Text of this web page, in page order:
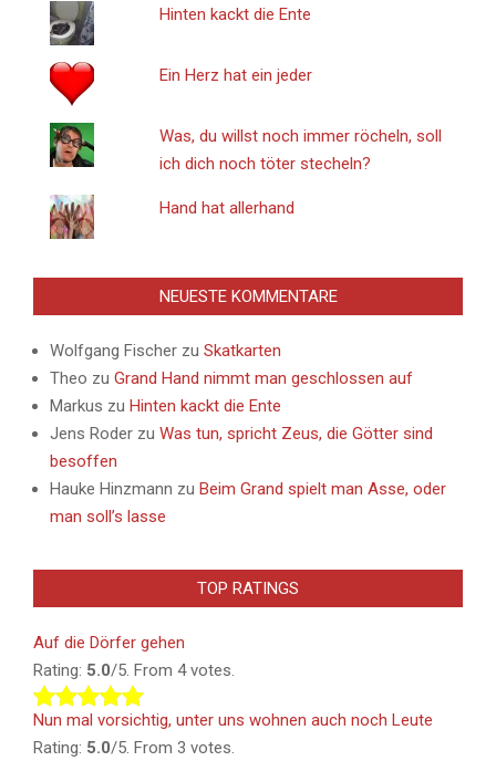
Hinten kackt die Ente
Ein Herz hat ein jeder
Was, du willst noch immer röcheln, soll
ich dich noch töter stecheln?
Hand hat allerhand
NEUESTE KOMMENTARE
Wolfgang Fischer zu Skatkarten
Theo zu Grand Hand nimmt man geschlossen auf
Markus zu Hinten kackt die Ente
Jens Roder zu Was tun, spricht Zeus, die Götter sind
besoffen
Hauke Hinzmann zu Beim Grand spielt man Asse, oder
man soll’s lasse
TOP RATINGS
Auf die Dörfer gehen
Rating: 5.0/5. From 4 votes.
Nun mal vorsichtig, unter uns wohnen auch noch Leute
Rating: 5.0/5. From 3 votes.